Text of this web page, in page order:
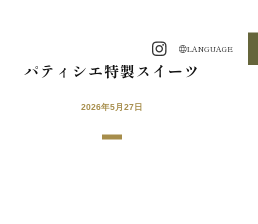
LANGUAGE
パティシエ特製スイーツ
2026年5月27日